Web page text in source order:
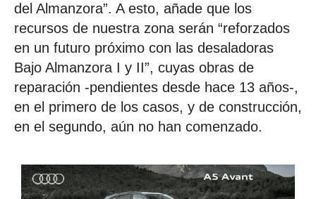
del Almanzora”. A esto, añade que los
recursos de nuestra zona serán “reforzados
en un futuro próximo con las desaladoras
Bajo Almanzora I y II”, cuyas obras de
reparación -pendientes desde hace 13 años-,
en el primero de los casos, y de construcción,
en el segundo, aún no han comenzado.